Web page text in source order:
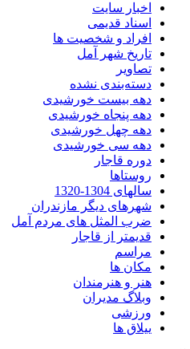
اخبار سایت
اسناد قدیمی
افراد و شخصیت ها
تاریخ شهر آمل
تصاویر
دسته‌بندی نشده
دهه بیست خورشیدی
دهه پنجاه خورشیدی
دهه چهل خورشیدی
دهه سی خورشیدی
دوره قاجار
روستاها
سالهای 1304-1320
شهرهای دیگر مازندران
ضرب المثل های مردم آمل
قدیمتر از قاجار
مراسم
مکان ها
هنر و هنرمندان
وبلاگ مدیران
ورزشی
ییلاق ها